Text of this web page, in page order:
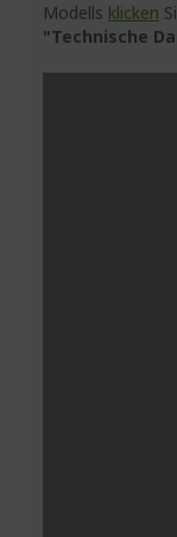
Modells klicken
"Technische